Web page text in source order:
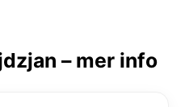
– mer info